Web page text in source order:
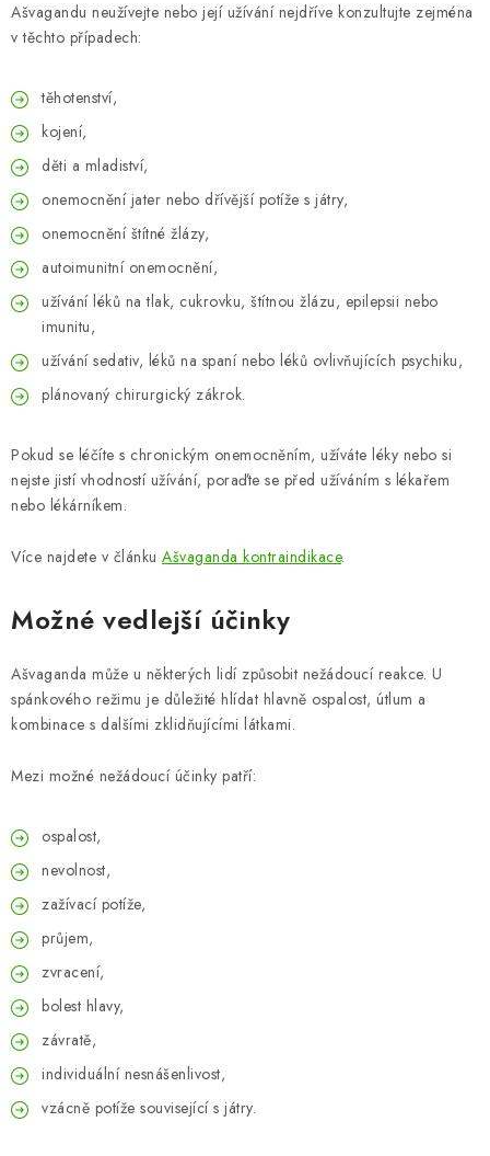
Ašvagandu neužívejte nebo její užívání nejdříve konzultujte zejména
v těchto případech:
těhotenství,
kojení,
děti a mladiství,
onemocnění jater nebo dřívější potíže s játry,
onemocnění štítné žlázy,
autoimunitní onemocnění,
užívání léků na tlak, cukrovku, štítnou žlázu, epilepsii nebo
imunitu,
užívání sedativ, léků na spaní nebo léků ovlivňujících psychiku,
plánovaný chirurgický zákrok.
Pokud se léčíte s chronickým onemocněním, užíváte léky nebo si
nejste jistí vhodností užívání, poraďte se před užíváním s lékařem
nebo lékárníkem.
Více najdete v článku Ašvaganda kontraindikace.
Možné vedlejší účinky
Ašvaganda může u některých lidí způsobit nežádoucí reakce. U
spánkového režimu je důležité hlídat hlavně ospalost, útlum a
kombinace s dalšími zklidňujícími látkami.
Mezi možné nežádoucí účinky patří:
ospalost,
nevolnost,
zažívací potíže,
průjem,
zvracení,
bolest hlavy,
závratě,
individuální nesnášenlivost,
vzácně potíže související s játry.